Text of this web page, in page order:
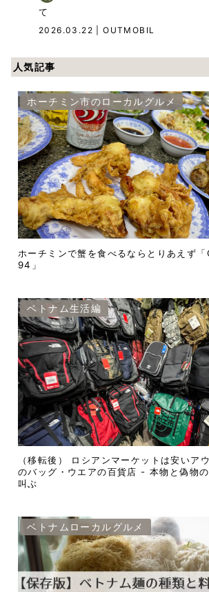
て
2026.03.22 | OUTMOBIL
人気記事
ホーチミン市のローカルグルメ
ホーチミンで蟹を食べるならとりあえず
94」
ベトナム生活編
（移転後） ロシアンマーケットは安いア
のバッグ・ウエアの百貨店 - 本物と偽物
叫ぶ
ベトナムローカルグルメ